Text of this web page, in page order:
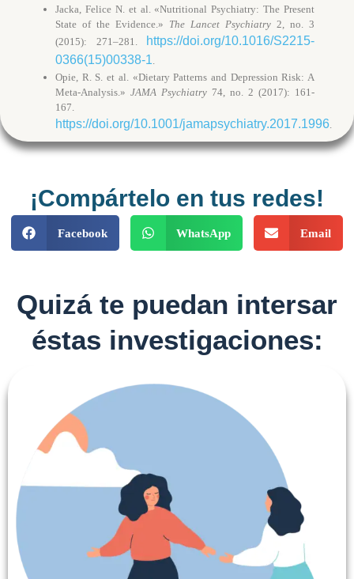
Jacka, Felice N. et al. «Nutritional Psychiatry: The Present
State of the Evidence.» The Lancet Psychiatry 2, no. 3
(2015): 271–281.
https://doi.org/10.1016/S2215-
0366(15)00338-1.
Opie, R. S. et al. «Dietary Patterns and Depression Risk: A
Meta-Analysis.» JAMA Psychiatry 74, no. 2 (2017): 161-
167.
https://doi.org/10.1001/jamapsychiatry.2017.1996.
¡Compártelo en tus redes!
Facebook WhatsApp Email
Quizá te puedan intersar
éstas investigaciones: